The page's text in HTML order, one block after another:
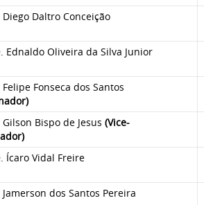
Diego Daltro Conceição
Ednaldo Oliveira da Silva Junior
Fonseca dos Santos
Bispo de Jesus (Vice-
Ícaro Vidal Freire
dos Santos Pereira